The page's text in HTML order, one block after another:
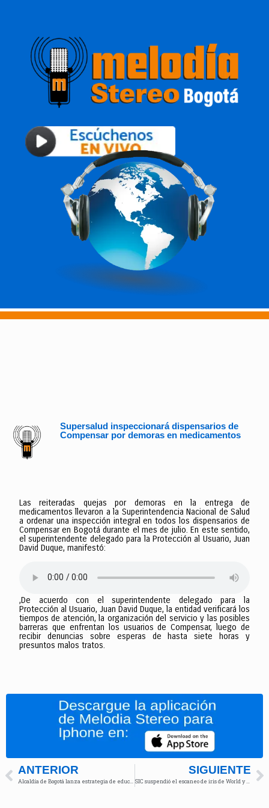
Supersalud inspeccionará dispensarios de
Compensar por demoras en medicamentos
Las reiteradas quejas por demoras en la entrega de
medicamentos llevaron a la Superintendencia Nacional de Salud
a ordenar una inspección integral en todos los dispensarios de
Compensar en Bogotá durante el mes de julio. En este sentido,
el superintendente delegado para la Protección al Usuario, Juan
David Duque, manifestó:
,De acuerdo con el superintendente delegado para la
Protección al Usuario, Juan David Duque, la entidad verificará los
tiempos de atención, la organización del servicio y las posibles
barreras que enfrentan los usuarios de Compensar, luego de
recibir denuncias sobre esperas de hasta siete horas y
presuntos malos tratos.
ANTERIOR SIGUIENTE